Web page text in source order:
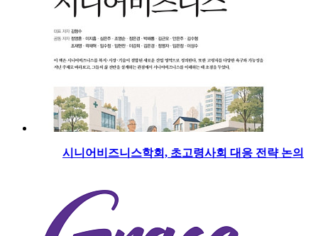
시니어비즈니스학회, 초고령사회 대응 전략 논의